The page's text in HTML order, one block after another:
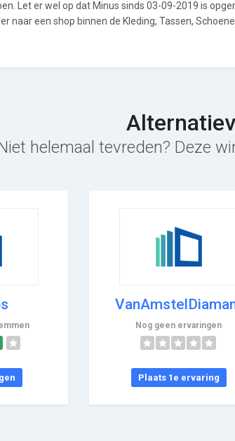
Let er wel op dat Minus sinds 03-09-2019 is
naar een shop binnen de Kleding, Tassen,
helemaal tevreden? Deze
Nog geen ervaringen
Plaats 1e ervaring